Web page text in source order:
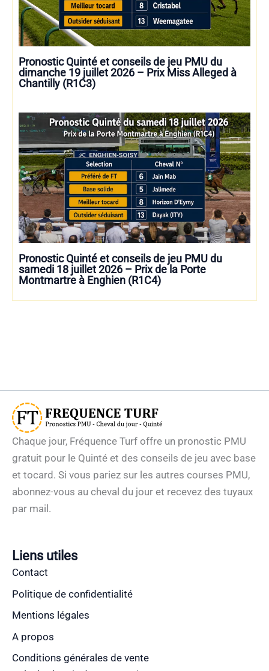
Pronostic Quinté et conseils de jeu PMU du
dimanche 19 juillet 2026 – Prix Miss Alleged à
Chantilly (R1C3)
Pronostic Quinté et conseils de jeu PMU du
samedi 18 juillet 2026 – Prix de la Porte
Montmartre à Enghien (R1C4)
Chaque jour, Fréquence Turf offre un pronostic PMU
gratuit pour le Quinté et des conseils de jeu avec base
et tocard. Si vous pariez sur les autres courses PMU,
abonnez-vous au cheval du jour et recevez des tuyaux
par mail.
Liens utiles
Contact
Politique de confidentialité
Mentions légales
A propos
Conditions générales de vente